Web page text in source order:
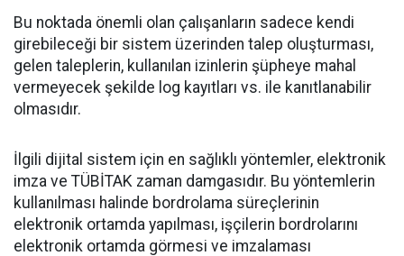
Bu noktada önemli olan çalışanların sadece kendi
girebileceği bir sistem üzerinden talep oluşturması,
gelen taleplerin, kullanılan izinlerin şüpheye mahal
vermeyecek şekilde log kayıtları vs. ile kanıtlanabilir
olmasıdır.
İlgili dijital sistem için en sağlıklı yöntemler, elektronik
imza ve TÜBİTAK zaman damgasıdır. Bu yöntemlerin
kullanılması halinde bordrolama süreçlerinin
elektronik ortamda yapılması, işçilerin bordrolarını
elektronik ortamda görmesi ve imzalaması